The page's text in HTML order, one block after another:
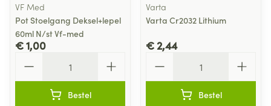
VF Med
Pot Stoelgang Deksel+lepel
60ml N/st Vf-med
€ 1,00
Bestel
Varta
Varta Cr2032 Lithium
€ 2,44
Bestel